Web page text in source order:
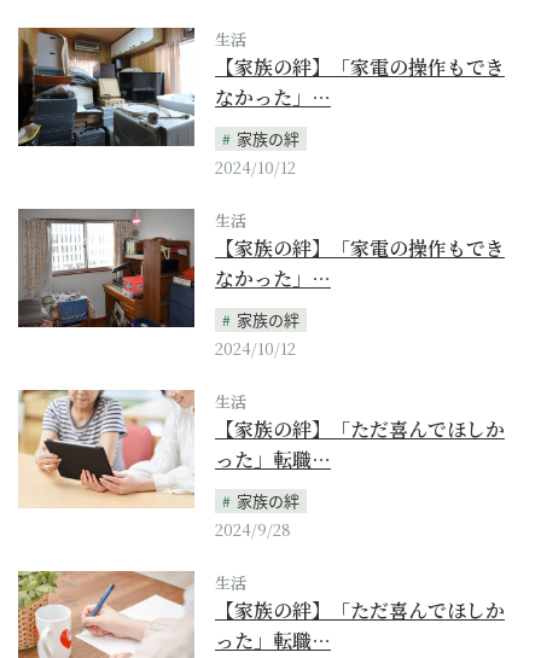
生活
【家族の絆】「家電の操作もでき
なかった」…
家族の絆
2024/10/12
生活
【家族の絆】「家電の操作もでき
なかった」…
家族の絆
2024/10/12
生活
【家族の絆】「ただ喜んでほしか
った」転職…
家族の絆
2024/9/28
生活
【家族の絆】「ただ喜んでほしか
った」転職…